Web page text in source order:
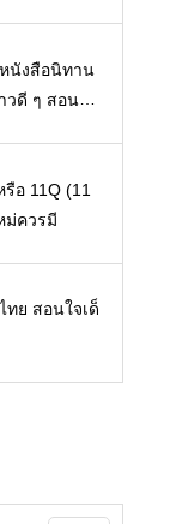
นังสือนิทาน
วดี ๆ สอนใจ
อ 11Q (11
ม่ควรมี
ย สอนใจเด็